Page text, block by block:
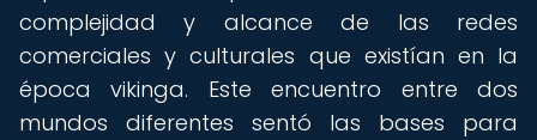
complejidad y alcance de las redes
comerciales y culturales que existían en la
época vikinga. Este encuentro entre dos
mundos diferentes sentó las bases para